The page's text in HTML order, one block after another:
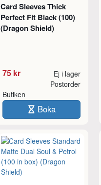
Card Sleeves Thick
Perfect Fit Black (100)
(Dragon Shield)
75 kr Ej i lager
Butiken
Postorder
Boka